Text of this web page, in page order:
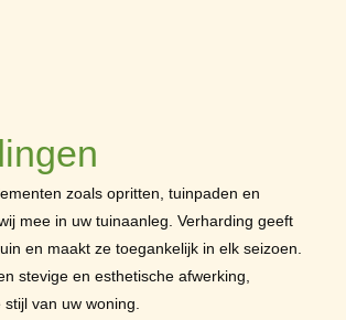
zoals opritten, tuinpaden en
mee in uw tuinaanleg. Verharding geeft
en maakt ze toegankelijk in elk seizoen.
stevige en esthetische afwerking,
van uw woning.